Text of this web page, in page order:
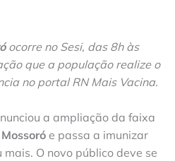
ocorre no Sesi, das 8h às
que a população realize o
no portal RN Mais Vacina.
a ampliação da faixa
e passa a imunizar
O novo público deve se